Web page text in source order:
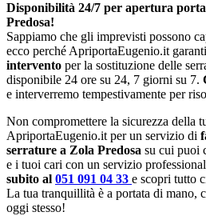
Disponibilità 24/7 per apertura
Predosa!
Sappiamo che gli imprevisti possono
ecco perché ApriportaEugenio.it
intervento per la sostituzione delle
disponibile 24 ore su 24, 7 giorni su 7.
e interverremo tempestivamente per
Non compromettere la sicurezza della
ApriportaEugenio.it per un servizio di
serrature a Zola Predosa su cui puoi
e i tuoi cari con un servizio
subito al 051 091 04 33 e scopri tutto
La tua tranquillità è a portata di mano,
oggi stesso!